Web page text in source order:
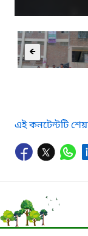
🡸
এই কনটেন্টটি